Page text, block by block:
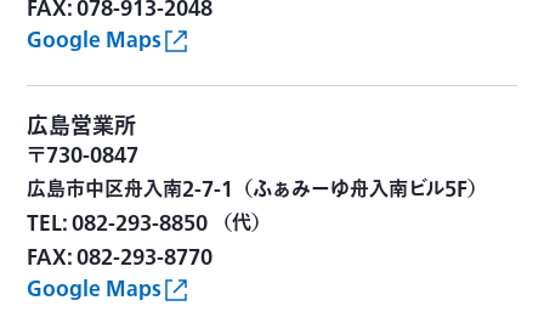
FAX: 078-913-2048
Google Maps
広島営業所
〒730-0847
広島市中区舟入南2-7-1（ふぁみーゆ舟入南ビル5F）
TEL: 082-293-8850 （代）
FAX: 082-293-8770
Google Maps